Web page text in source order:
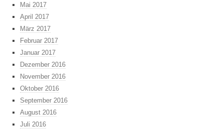
Mai 2017
April 2017
März 2017
Februar 2017
Januar 2017
Dezember 2016
November 2016
Oktober 2016
September 2016
August 2016
Juli 2016